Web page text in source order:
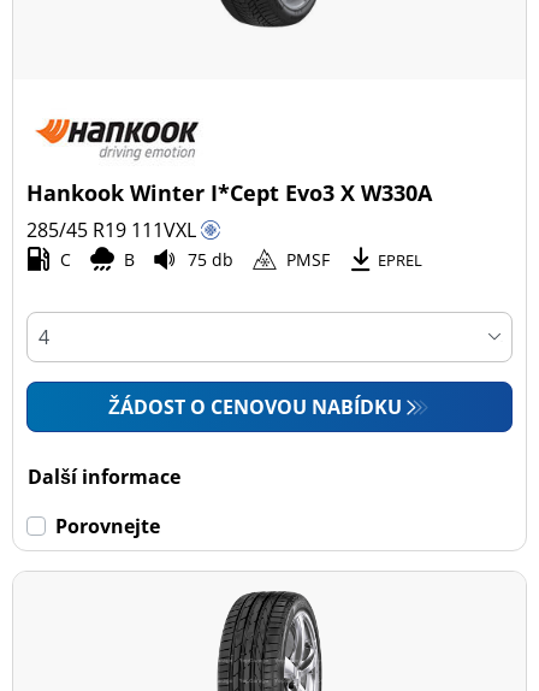
Hankook Winter I*Cept Evo3 X W330A
285/45 R19 111VXL
C B 75 db PMSF EPREL
ŽÁDOST O CENOVOU NABÍDKU
Další informace
Porovnejte